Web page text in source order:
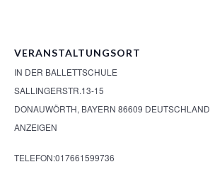
VERANSTALTUNGSORT
IN DER BALLETTSCHULE
SALLINGERSTR.13-15
DONAUWÖRTH, BAYERN 86609 DEUTSCHLAND
ANZEIGEN
TELEFON:017661599736